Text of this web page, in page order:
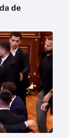
de